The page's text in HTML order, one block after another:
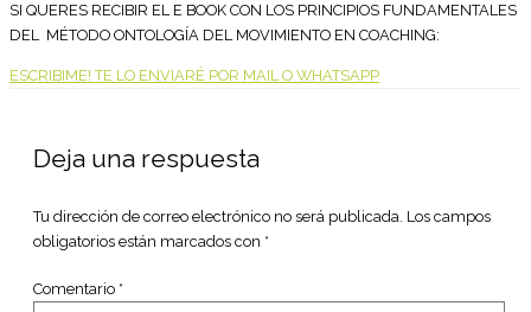
SI QUERES RECIBIR EL E BOOK CON LOS PRINCIPIOS FUNDAMENTALES
DEL MÉTODO ONTOLOGÍA DEL MOVIMIENTO EN COACHING:
ESCRIBIME! TE LO ENVIARÉ POR MAIL O WHATSAPP
Deja una respuesta
Tu dirección de correo electrónico no será publicada. Los campos
obligatorios están marcados con *
Comentario *